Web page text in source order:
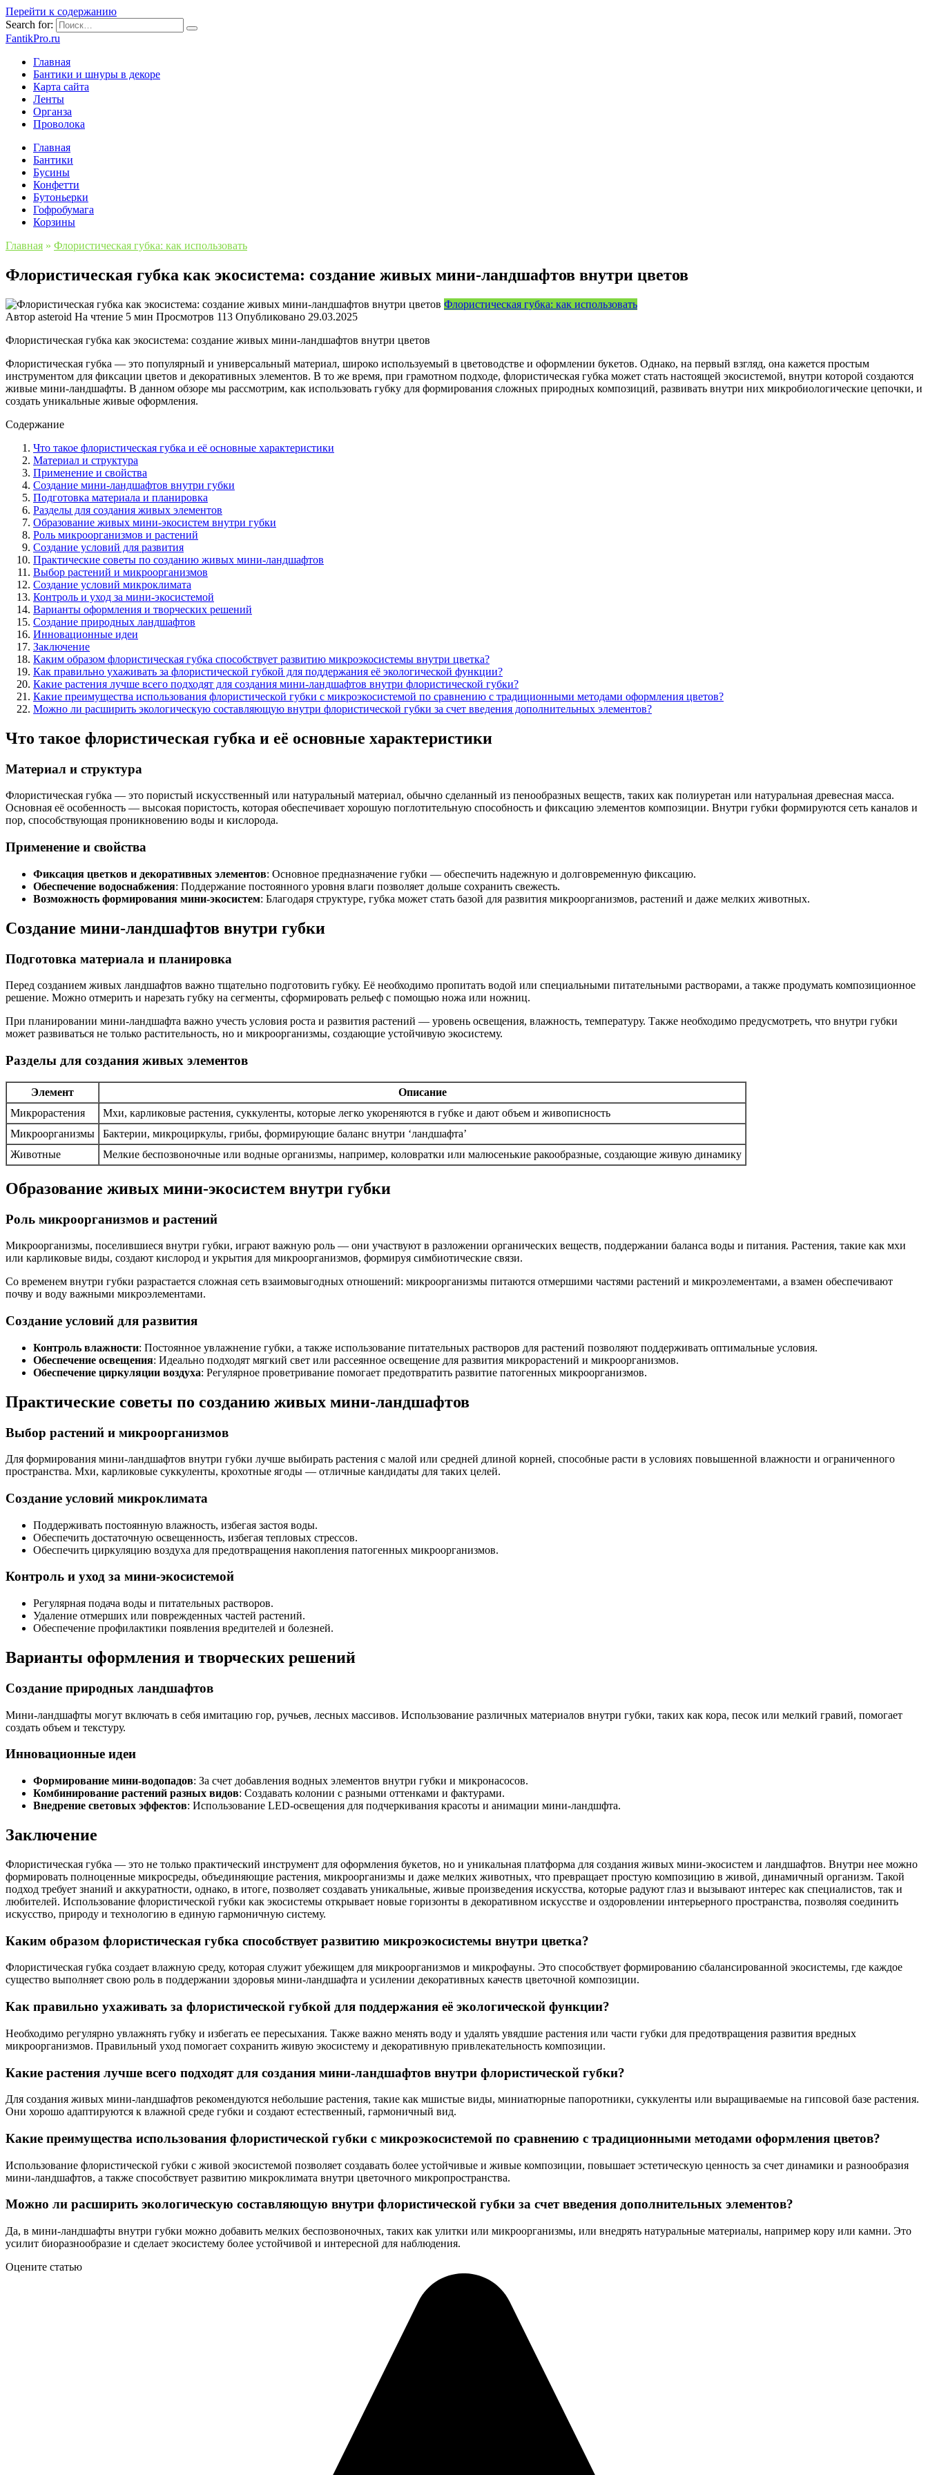
Перейти к содержанию
Search for:
FantikPro.ru
Главная
Бантики и шнуры в декоре
Карта сайта
Ленты
Органза
Проволока
Главная
Бантики
Бусины
Конфетти
Бутоньерки
Гофробумага
Корзины
Главная » Флористическая губка: как использовать
Флористическая губка как экосистема: создание живых мини-ландшафтов внутри цветов
Флористическая губка: как использовать
Автор asteroid На чтение 5 мин Просмотров 113 Опубликовано 29.03.2025
Флористическая губка как экосистема: создание живых мини-ландшафтов внутри цветов
Флористическая губка — это популярный и универсальный материал, широко используемый в цветоводстве и оформлении букетов. Однако, на первый взгляд, она кажется простым
инструментом для фиксации цветов и декоративных элементов. В то же время, при грамотном подходе, флористическая губка может стать настоящей экосистемой, внутри которой создаются
живые мини-ландшафты. В данном обзоре мы рассмотрим, как использовать губку для формирования сложных природных композиций, развивать внутри них микробиологические цепочки, и
создать уникальные живые оформления.
Содержание
Что такое флористическая губка и её основные характеристики
Материал и структура
Применение и свойства
Создание мини-ландшафтов внутри губки
Подготовка материала и планировка
Разделы для создания живых элементов
Образование живых мини-экосистем внутри губки
Роль микроорганизмов и растений
Создание условий для развития
Практические советы по созданию живых мини-ландшафтов
Выбор растений и микроорганизмов
Создание условий микроклимата
Контроль и уход за мини-экосистемой
Варианты оформления и творческих решений
Создание природных ландшафтов
Инновационные идеи
Заключение
Каким образом флористическая губка способствует развитию микроэкосистемы внутри цветка?
Как правильно ухаживать за флористической губкой для поддержания её экологической функции?
Какие растения лучше всего подходят для создания мини-ландшафтов внутри флористической губки?
Какие преимущества использования флористической губки с микроэкосистемой по сравнению с традиционными методами оформления цветов?
Можно ли расширить экологическую составляющую внутри флористической губки за счет введения дополнительных элементов?
Что такое флористическая губка и её основные характеристики
Материал и структура
Флористическая губка — это пористый искусственный или натуральный материал, обычно сделанный из пенообразных веществ, таких как полиуретан или натуральная древесная масса.
Основная её особенность — высокая пористость, которая обеспечивает хорошую поглотительную способность и фиксацию элементов композиции. Внутри губки формируются сеть каналов и
пор, способствующая проникновению воды и кислорода.
Применение и свойства
Фиксация цветков и декоративных элементов: Основное предназначение губки — обеспечить надежную и долговременную фиксацию.
Обеспечение водоснабжения: Поддержание постоянного уровня влаги позволяет дольше сохранить свежесть.
Возможность формирования мини-экосистем: Благодаря структуре, губка может стать базой для развития микроорганизмов, растений и даже мелких животных.
Создание мини-ландшафтов внутри губки
Подготовка материала и планировка
Перед созданием живых ландшафтов важно тщательно подготовить губку. Её необходимо пропитать водой или специальными питательными растворами, а также продумать композиционное
решение. Можно отмерить и нарезать губку на сегменты, сформировать рельеф с помощью ножа или ножниц.
При планировании мини-ландшафта важно учесть условия роста и развития растений — уровень освещения, влажность, температуру. Также необходимо предусмотреть, что внутри губки
может развиваться не только растительность, но и микроорганизмы, создающие устойчивую экосистему.
Разделы для создания живых элементов
Элемент
Описание
Микрорастения
Мхи, карликовые растения, суккуленты, которые легко укореняются в губке и дают объем и живописность
Микроорганизмы
Бактерии, микроциркулы, грибы, формирующие баланс внутри ‘ландшафта’
Животные
Мелкие беспозвоночные или водные организмы, например, коловратки или малюсенькие ракообразные, создающие живую динамику
Образование живых мини-экосистем внутри губки
Роль микроорганизмов и растений
Микроорганизмы, поселившиеся внутри губки, играют важную роль — они участвуют в разложении органических веществ, поддержании баланса воды и питания. Растения, такие как мхи
или карликовые виды, создают кислород и укрытия для микроорганизмов, формируя симбиотические связи.
Со временем внутри губки разрастается сложная сеть взаимовыгодных отношений: микроорганизмы питаются отмершими частями растений и микроэлементами, а взамен обеспечивают
почву и воду важными микроэлементами.
Создание условий для развития
Контроль влажности: Постоянное увлажнение губки, а также использование питательных растворов для растений позволяют поддерживать оптимальные условия.
Обеспечение освещения: Идеально подходят мягкий свет или рассеянное освещение для развития микрорастений и микроорганизмов.
Обеспечение циркуляции воздуха: Регулярное проветривание помогает предотвратить развитие патогенных микроорганизмов.
Практические советы по созданию живых мини-ландшафтов
Выбор растений и микроорганизмов
Для формирования мини-ландшафтов внутри губки лучше выбирать растения с малой или средней длиной корней, способные расти в условиях повышенной влажности и ограниченного
пространства. Мхи, карликовые суккуленты, крохотные ягоды — отличные кандидаты для таких целей.
Создание условий микроклимата
Поддерживать постоянную влажность, избегая застоя воды.
Обеспечить достаточную освещенность, избегая тепловых стрессов.
Обеспечить циркуляцию воздуха для предотвращения накопления патогенных микроорганизмов.
Контроль и уход за мини-экосистемой
Регулярная подача воды и питательных растворов.
Удаление отмерших или поврежденных частей растений.
Обеспечение профилактики появления вредителей и болезней.
Варианты оформления и творческих решений
Создание природных ландшафтов
Мини-ландшафты могут включать в себя имитацию гор, ручьев, лесных массивов. Использование различных материалов внутри губки, таких как кора, песок или мелкий гравий, помогает
создать объем и текстуру.
Инновационные идеи
Формирование мини-водопадов: За счет добавления водных элементов внутри губки и микронасосов.
Комбинирование растений разных видов: Создавать колонии с разными оттенками и фактурами.
Внедрение световых эффектов: Использование LED-освещения для подчеркивания красоты и анимации мини-ландшфта.
Заключение
Флористическая губка — это не только практический инструмент для оформления букетов, но и уникальная платформа для создания живых мини-экосистем и ландшафтов. Внутри нее можно
формировать полноценные микросреды, объединяющие растения, микроорганизмы и даже мелких животных, что превращает простую композицию в живой, динамичный организм. Такой
подход требует знаний и аккуратности, однако, в итоге, позволяет создавать уникальные, живые произведения искусства, которые радуют глаз и вызывают интерес как специалистов, так и
любителей. Использование флористической губки как экосистемы открывает новые горизонты в декоративном искусстве и оздоровлении интерьерного пространства, позволяя соединить
искусство, природу и технологию в единую гармоничную систему.
Каким образом флористическая губка способствует развитию микроэкосистемы внутри цветка?
Флористическая губка создает влажную среду, которая служит убежищем для микроорганизмов и микрофауны. Это способствует формированию сбалансированной экосистемы, где каждое
существо выполняет свою роль в поддержании здоровья мини-ландшафта и усилении декоративных качеств цветочной композиции.
Как правильно ухаживать за флористической губкой для поддержания её экологической функции?
Необходимо регулярно увлажнять губку и избегать ее пересыхания. Также важно менять воду и удалять увядшие растения или части губки для предотвращения развития вредных
микроорганизмов. Правильный уход помогает сохранить живую экосистему и декоративную привлекательность композиции.
Какие растения лучше всего подходят для создания мини-ландшафтов внутри флористической губки?
Для создания живых мини-ландшафтов рекомендуются небольшие растения, такие как мшистые виды, миниатюрные папоротники, суккуленты или выращиваемые на гипсовой базе растения.
Они хорошо адаптируются к влажной среде губки и создают естественный, гармоничный вид.
Какие преимущества использования флористической губки с микроэкосистемой по сравнению с традиционными методами оформления цветов?
Использование флористической губки с живой экосистемой позволяет создавать более устойчивые и живые композиции, повышает эстетическую ценность за счет динамики и разнообразия
мини-ландшафтов, а также способствует развитию микроклимата внутри цветочного микропространства.
Можно ли расширить экологическую составляющую внутри флористической губки за счет введения дополнительных элементов?
Да, в мини-ландшафты внутри губки можно добавить мелких беспозвоночных, таких как улитки или микроорганизмы, или внедрять натуральные материалы, например кору или камни. Это
усилит биоразнообразие и сделает экосистему более устойчивой и интересной для наблюдения.
Оцените статью